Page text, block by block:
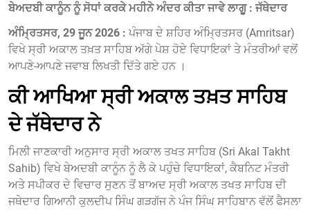
ਬੇਅਦਬੀ ਕਾਨੂੰਨ ਨੂੰ ਸੋਧਾਂ ਕਰਕੇ ਮਹੀਨੇ ਅੰਦਰ ਕੀਤਾ ਜਾਵੇ ਲਾਗੂ : ਜੱਥੇਦਾਰ
ਅੰਮ੍ਰਿਤਸਰ, 29 ਜੂਨ 2026 : ਪੰਜਾਬ ਦੇ ਸ਼ਹਿਰ ਅੰਮ੍ਰਿਤਸਰ (Amritsar)
ਵਿਖੇ ਸ੍ਰੀ ਅਕਾਲ ਤਖ਼ਤ ਸਾਹਿਬ ਅੱਗੇ ਪੇਸ਼ ਹੋਏ ਵਿਧਾਇਕਾਂ ਤੇ ਮੰਤਰੀਆਂ ਵਲੋਂ
ਆਪਣੇ-ਆਪਣੇ ਜਵਾਬ ਲਿਖਤੀ ਦਿੱਤੇ ਗਏ ਹਨ ।
ਕੀ ਆਖਿਆ ਸ੍ਰੀ ਅਕਾਲ ਤਖ਼ਤ ਸਾਹਿਬ
ਦੇ ਜੱਥੇਦਾਰ ਨੇ
ਮਿਲੀ ਜਾਣਕਾਰੀ ਅਨੁਸਾਰ ਸ੍ਰੀ ਅਕਾਲ ਤਖਤ ਸਾਹਿਬ (Sri Akal Takht
Sahib) ਵਿਖੇ ਬੇਅਦਬੀ ਕਾਨੂੰਨ ਨੂੰ ਲੈ ਕੇ ਪਹੁੰਚੇ ਵਿਧਾਇਕਾਂ, ਕੈਬਨਿਟ ਮੰਤਰੀ
ਅਤੇ ਸਪੀਕਰ ਦੇ ਵਿਚਾਰ ਸੁਣਨ ਤੋਂ ਬਾਅਦ ਸ੍ਰੀ ਅਕਾਲ ਤਖਤ ਸਾਹਿਬ ਦੀ
ਜਥੇਦਾਰ ਗਿਆਨੀ ਕੁਲਦੀਪ ਸਿੰਘ ਗੜਗੱਜ ਨੇ ਪੰਜ ਸਿੰਘ ਸਾਹਿਬਾਨ ਵੱਲੋਂ ਫੈਸਲਾ